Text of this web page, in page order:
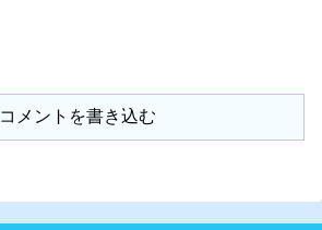
コメントを書き込む